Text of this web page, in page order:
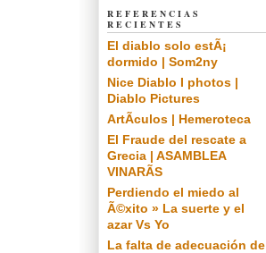
REFERENCIAS
RECIENTES
El diablo solo estÃ¡
dormido | Som2ny
Nice Diablo I photos |
Diablo Pictures
ArtÃ­culos | Hemeroteca
El Fraude del rescate a
Grecia | ASAMBLEA
VINARÃS
Perdiendo el miedo al
Ã©xito » La suerte y el
azar Vs Yo
La falta de adecuación de